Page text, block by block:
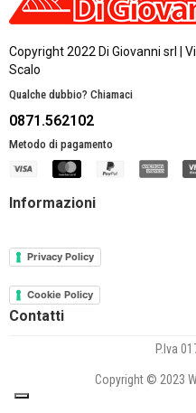
Copyright 2022 Di Giovanni srl |
Scalo
Qualche dubbio? Chiamaci
0871.562102
Metodo di pagamento
Informazioni
Privacy Policy
Cookie Policy
Contatti
P.Iva
Copyright © 2023